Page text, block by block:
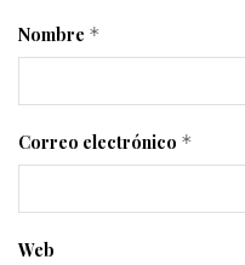
Nombre *
Correo electrónico *
Web